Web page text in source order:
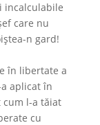
incalculabile
care nu
n gard!
în libertate a
aplicat în
cum l-a tăiat
cu